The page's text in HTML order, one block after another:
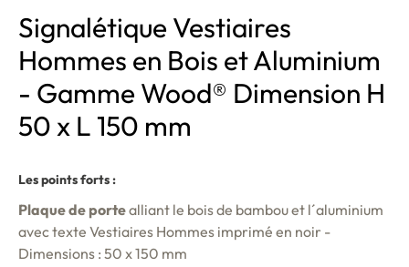
Signalétique Vestiaires
Hommes en Bois et Aluminium
- Gamme Wood® Dimension H
50 x L 150 mm
Les points forts :
Plaque de portealliant le bois de bambou et l´aluminium
avec texte Vestiaires Hommes imprimé en noir -
Dimensions : 50 x 150 mm